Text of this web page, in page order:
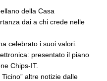
della Casa
dai a chi crede nelle
celebrato i suoi valori.
presentato il piano
Chips-IT.
altre notizie dalle